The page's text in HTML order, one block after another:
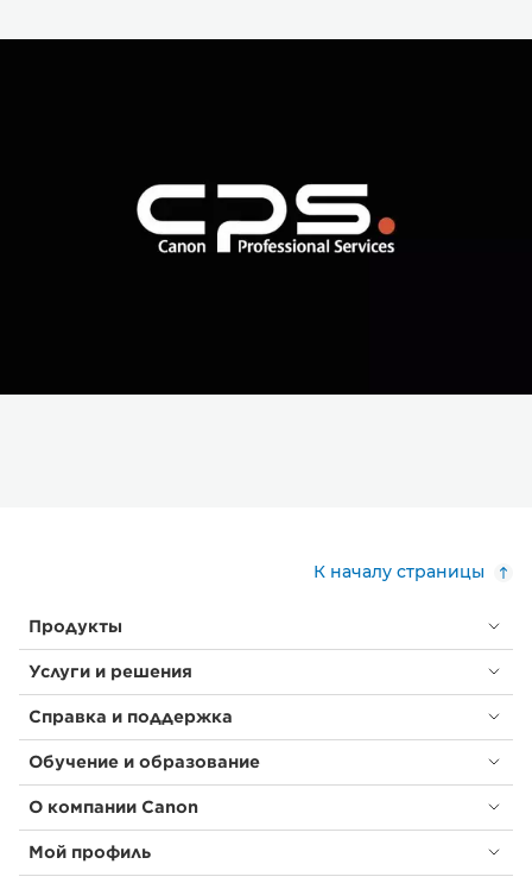
К началу страницы
Продукты
Услуги и решения
Справка и поддержка
Обучение и образование
О компании Canon
Мой профиль